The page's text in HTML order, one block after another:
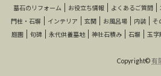
墓石のリフォーム
お役立ち情報 よくあるご質問
門柱・石塀
インテリア 玄関 お風呂場 内装 そ
庭園
句碑 永代供養墓地 神社石積み 石塀 玉字
Copyright© 有